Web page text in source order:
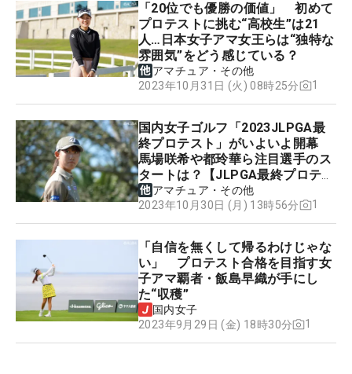
「20位でも優勝の価値」 初めて
プロテストに挑む“高校生”は21
人…日本女子アマ女王らは“独特な
雰囲気”をどう感じている？
アマチュア・その他
2023年10月31日 (火) 08時25分
1
国内女子ゴルフ「2023JLPGA最
終プロテスト」がいよいよ開幕
馬場咲希や都玲華ら注目選手のス
タートは？【JLPGA最終プロテス
ト】アマチュア・その他
2023年10月30日 (月) 13時56分
1
「自信を無くして帰るわけじゃな
い」 プロテスト合格を目指す女
子アマ覇者・飯島早織が手にし
た“収穫”
国内女子
2023年9月29日 (金) 18時30分
1